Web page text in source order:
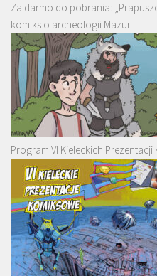
Za darmo do pobrania:
komiks o archeologii Mazur
Program VI Kieleckich